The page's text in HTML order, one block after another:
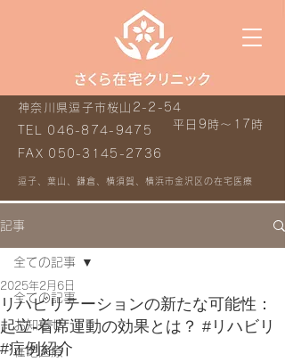
平日9時～17時
神奈川県逗子市桜山2-2-54
TEL 046-874-9475
FAX 050-3145-2736
逗子、葉山、鎌倉、横須賀、横浜市金沢区の在宅医療
記事
全ての記事
お知らせ
在宅医療
全ての記事
リハビリテーションの新たな可能性：
起立-着席運動の効果とは？ #リハビリ
#症例紹介
2025年2月6日